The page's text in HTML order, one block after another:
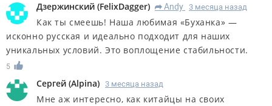
Дзержинский (FelixDagger) R Аndy 3 месяца назад
Как ты смеешь! Наша любимая «Буханка» —
исконно русская и идеально подходит для наших
уникальных условий. Это воплощение стабильности.
5
Сергей (Alpina) 3 месяца назад
Мне аж интересно, как китайцы на своих